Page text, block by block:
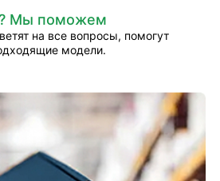
Мы поможем
на все вопросы, помогут
модели.